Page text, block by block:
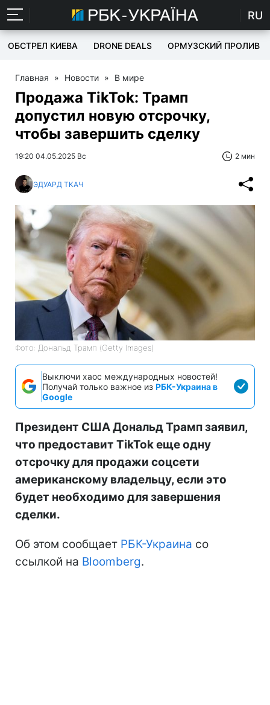
RU
ОБСТРЕЛ КИЕВА DRONE DEALS ОРМУЗСКИЙ ПРОЛИВ
Главная » Новости » В мире
Продажа TikTok: Трамп
допустил новую отсрочку,
чтобы завершить сделку
19:20 04.05.2025 Вс 2 мин
ЭДУАРД ТКАЧ
Фото: Дональд Трамп (Getty Images)
Выключи хаос международных новостей!
Получай только важное из РБК-Украина в
Google
Президент США Дональд Трамп заявил,
что предоставит TikTok еще одну
отсрочку для продажи соцсети
американскому владельцу, если это
будет необходимо для завершения
сделки.
Об этом сообщает РБК-Украина со
ссылкой на Bloomberg.